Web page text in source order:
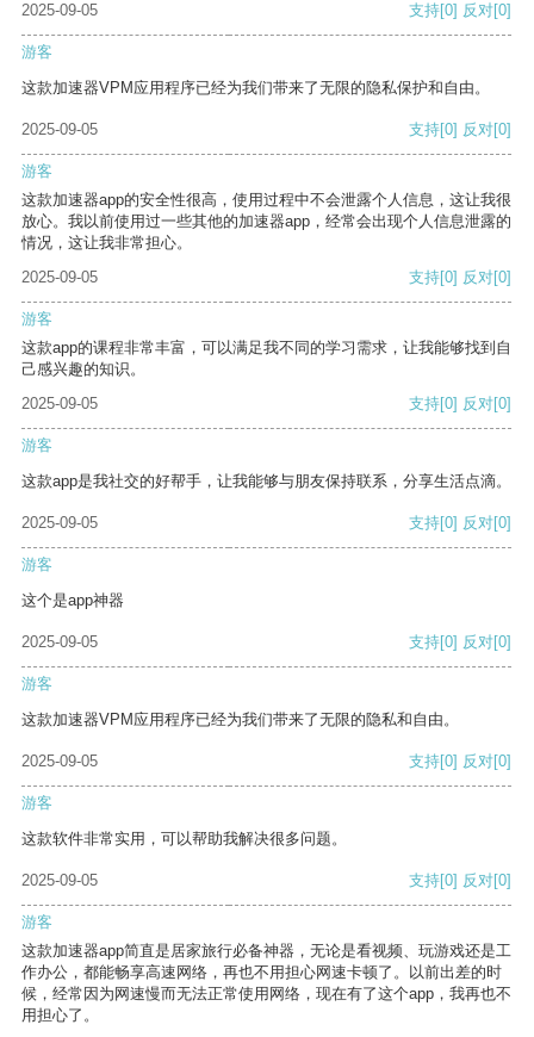
2025-09-05
支持[0] 反对[0]
游客
这款加速器VPM应用程序已经为我们带来了无限的隐私保护和自由。
2025-09-05 支持[0] 反对[0]
游客
这款加速器app的安全性很高，使用过程中不会泄露个人信息，这让我很
放心。我以前使用过一些其他的加速器app，经常会出现个人信息泄露的
情况，这让我非常担心。
2025-09-05
支持[0] 反对[0]
游客
这款app的课程非常丰富，可以满足我不同的学习需求，让我能够找到自
己感兴趣的知识。
2025-09-05
支持[0] 反对[0]
游客
这款app是我社交的好帮手，让我能够与朋友保持联系，分享生活点滴。
2025-09-05 支持[0] 反对[0]
游客
这个是app神器
2025-09-05 支持[0] 反对[0]
游客
这款加速器VPM应用程序已经为我们带来了无限的隐私和自由。
2025-09-05 支持[0] 反对[0]
游客
这款软件非常实用，可以帮助我解决很多问题。
2025-09-05 支持[0] 反对[0]
游客
这款加速器app简直是居家旅行必备神器，无论是看视频、玩游戏还是工
作办公，都能畅享高速网络，再也不用担心网速卡顿了。以前出差的时
候，经常因为网速慢而无法正常使用网络，现在有了这个app，我再也不
用担心了。